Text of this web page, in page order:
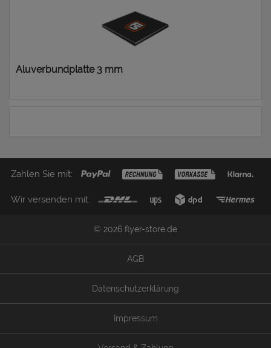
Aluverbundplatte 3 mm
Zahlen Sie mit:
Wir versenden mit:
© 2026 flyer-store.de
AGB
Datenschutzerklärung
Impressum